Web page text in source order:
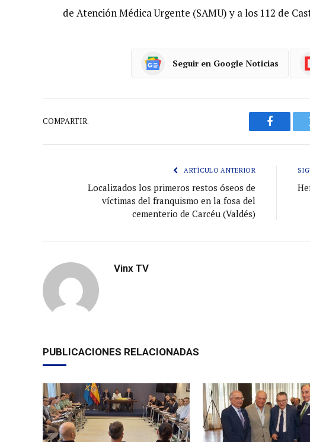
de Atención Médica Urgente (SAMU) y a los 112 de
Seguir en Google Noticias
COMPARTIR.
Facebook
ARTÍCULO ANTERIOR
Localizados los primeros restos óseos de
víctimas del franquismo en la fosa del
cementerio de Carcéu (Valdés)
Vinx TV
PUBLICACIONES RELACIONADAS